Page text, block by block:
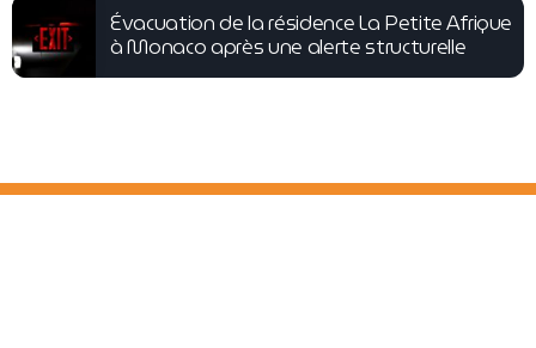
Évacuation de la résidence La Petite Afrique
à Monaco après une alerte structurelle